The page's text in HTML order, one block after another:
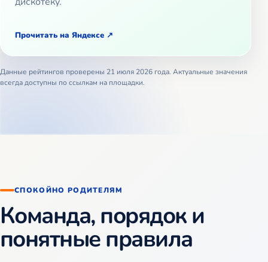
Прочитать на Яндексе
Данные рейтингов проверены 21 июля 2026 года. Актуальные значения
всегда доступны по ссылкам на площадки.
СПОКОЙНО РОДИТЕЛЯМ
Команда, порядок и
понятные правила